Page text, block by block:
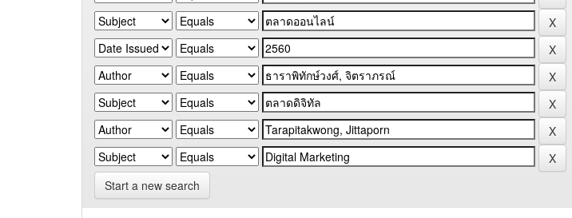
Start a new search